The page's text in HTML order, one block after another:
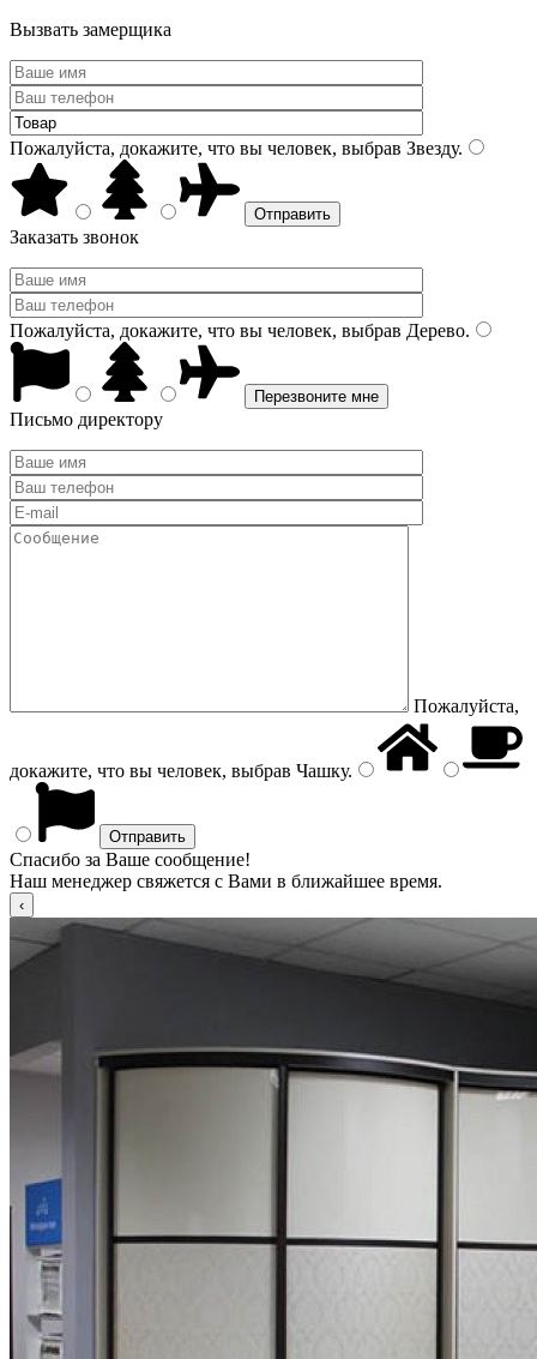
Вызвать замерщика
Пожалуйста, докажите, что вы человек, выбрав Звезду.
Заказать звонок
Пожалуйста, докажите, что вы человек, выбрав Дерево.
Письмо директору
Пожалуйста,
докажите, что вы человек, выбрав Чашку.
Спасибо за Ваше сообщение!
Наш менеджер свяжется с Вами в ближайшее время.